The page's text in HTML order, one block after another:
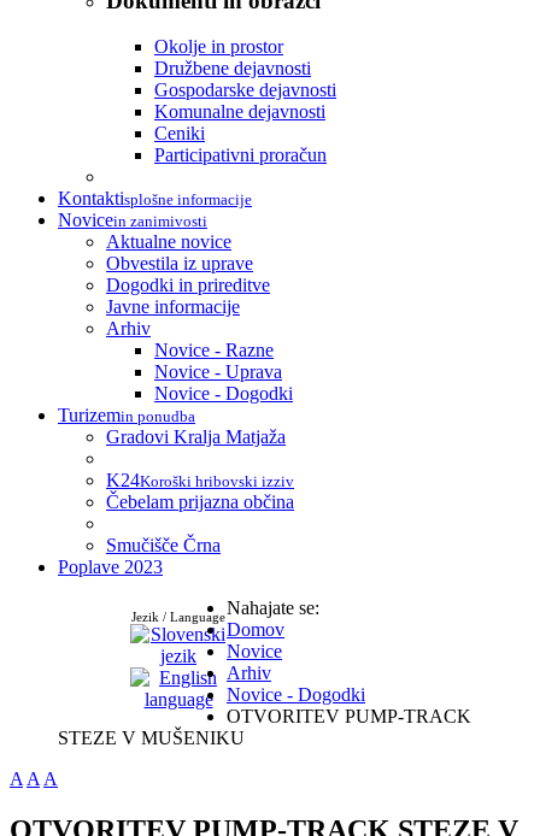
Okolje in prostor
Družbene dejavnosti
Gospodarske dejavnosti
Komunalne dejavnosti
Ceniki
Participativni proračun
Kontaktisplošne informacije
Novicein zanimivosti
Aktualne novice
Obvestila iz uprave
Dogodki in prireditve
Javne informacije
Arhiv
Novice - Razne
Novice - Uprava
Novice - Dogodki
Turizemin ponudba
Gradovi Kralja Matjaža
K24Koroški hribovski izziv
Čebelam prijazna občina
Smučišče Črna
Poplave 2023
Jezik / LanguageNahajate se:
Domov
Novice
Arhiv
Novice - Dogodki
OTVORITEV PUMP-TRACK
STEZE V MUŠENIKU
AAA